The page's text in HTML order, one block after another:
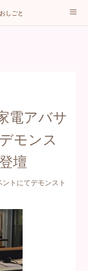
おしごと
電アバサ
モンス
壇
トにてデモンスト